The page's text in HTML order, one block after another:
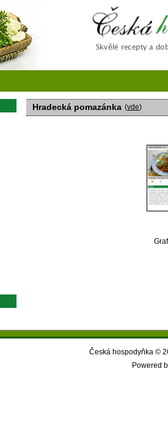
Hradecká pomazánka (vde)
Česká hospodyňka ©
Powered